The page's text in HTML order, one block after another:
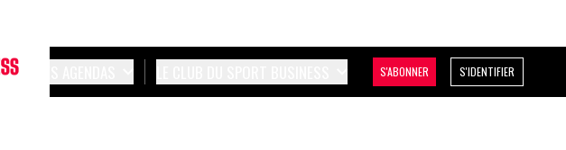
S'ABONNER S'IDENTIFIER